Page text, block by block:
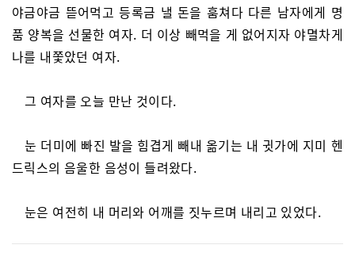
야금야금 뜯어먹고 등록금 낼 돈을 훔쳐다 다른 남자에게 명
품 양복을 선물한 여자. 더 이상 빼먹을 게 없어지자 야멸차게
나를 내쫓았던 여자.
그 여자를 오늘 만난 것이다.
눈 더미에 빠진 발을 힘겹게 빼내 옮기는 내 귓가에 지미 헨
드릭스의 음울한 음성이 들려왔다.
눈은 여전히 내 머리와 어깨를 짓누르며 내리고 있었다.